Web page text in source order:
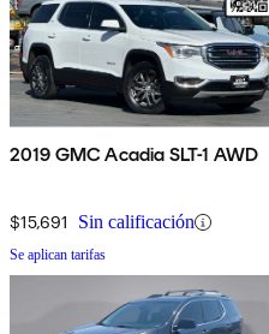
2019 GMC Acadia SLT-1 AWD
$15,691 Sin calificación
Se aplican tarifas